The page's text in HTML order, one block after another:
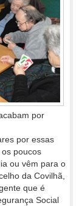
por
por essas
poucos
ou vêm para o
da Covilhã,
que é
Social